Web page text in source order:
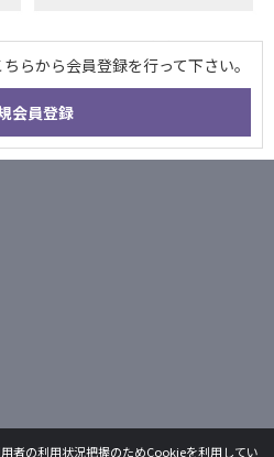
者の利用状況把握のためCookieを利用してい